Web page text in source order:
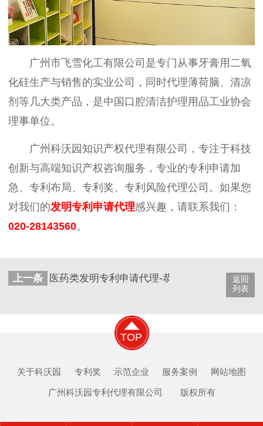
广州市飞雪化工有限公司是专门从事牙膏用二氧
化硅生产与销售的实业公司，同时代理薄荷脑、清凉
剂等几大类产品，是中国口腔清洁护理用品工业协会
理事单位。
广州科沃园知识产权代理有限公司，专注于科技
创新与高端知识产权咨询服务，专业的专利申请加
急、专利布局、专利奖、专利风险代理公司。如果您
对我们的发明专利申请代理感兴趣，请联系我们：
020-28143560。
返回
列表
上一条 医药类发明专利申请代理-恭喜广州华弘生物仅8
TOP
关于科沃园 专利奖 示范企业 服务案例 网站地图
广州科沃园专利代理有限公司 版权所有